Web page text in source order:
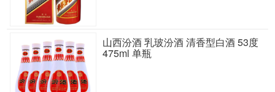
山西汾酒 乳玻汾酒 清香型白酒 53度
475ml 单瓶